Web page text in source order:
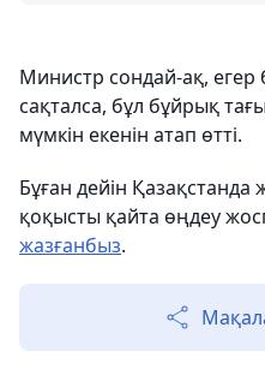
Министр сондай-ақ,
сақталса, бұл бұйрық
мүмкін екенін атап өтті.
Бұған дейін
қоқысты қайта өңдеу
жазғанбыз.